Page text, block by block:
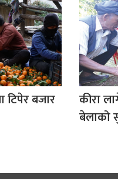
टिपेर बजार
कीरा
बेलाको